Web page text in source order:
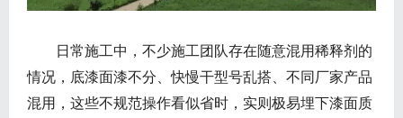
日常施工中，不少施工团队存在随意混用稀释剂的
情况，底漆面漆不分、快慢干型号乱搭、不同厂家产品
混用，这些不规范操作看似省时，实则极易埋下漆面质